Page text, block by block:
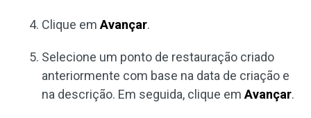
Clique em Avançar.
Selecione um ponto de restauração criado
anteriormente com base na data de criação e
na descrição. Em seguida, clique em Avançar.